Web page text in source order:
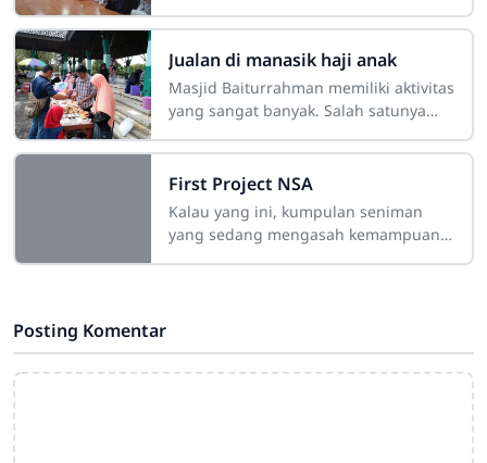
Jualan di manasik haji anak
Masjid Baiturrahman memiliki aktivitas
yang sangat banyak. Salah satunya
tidak di sia-sia kan untuk berjualan
oleh
First Project NSA
Kalau yang ini, kumpulan seniman
yang sedang mengasah kemampuan
Posting Komentar